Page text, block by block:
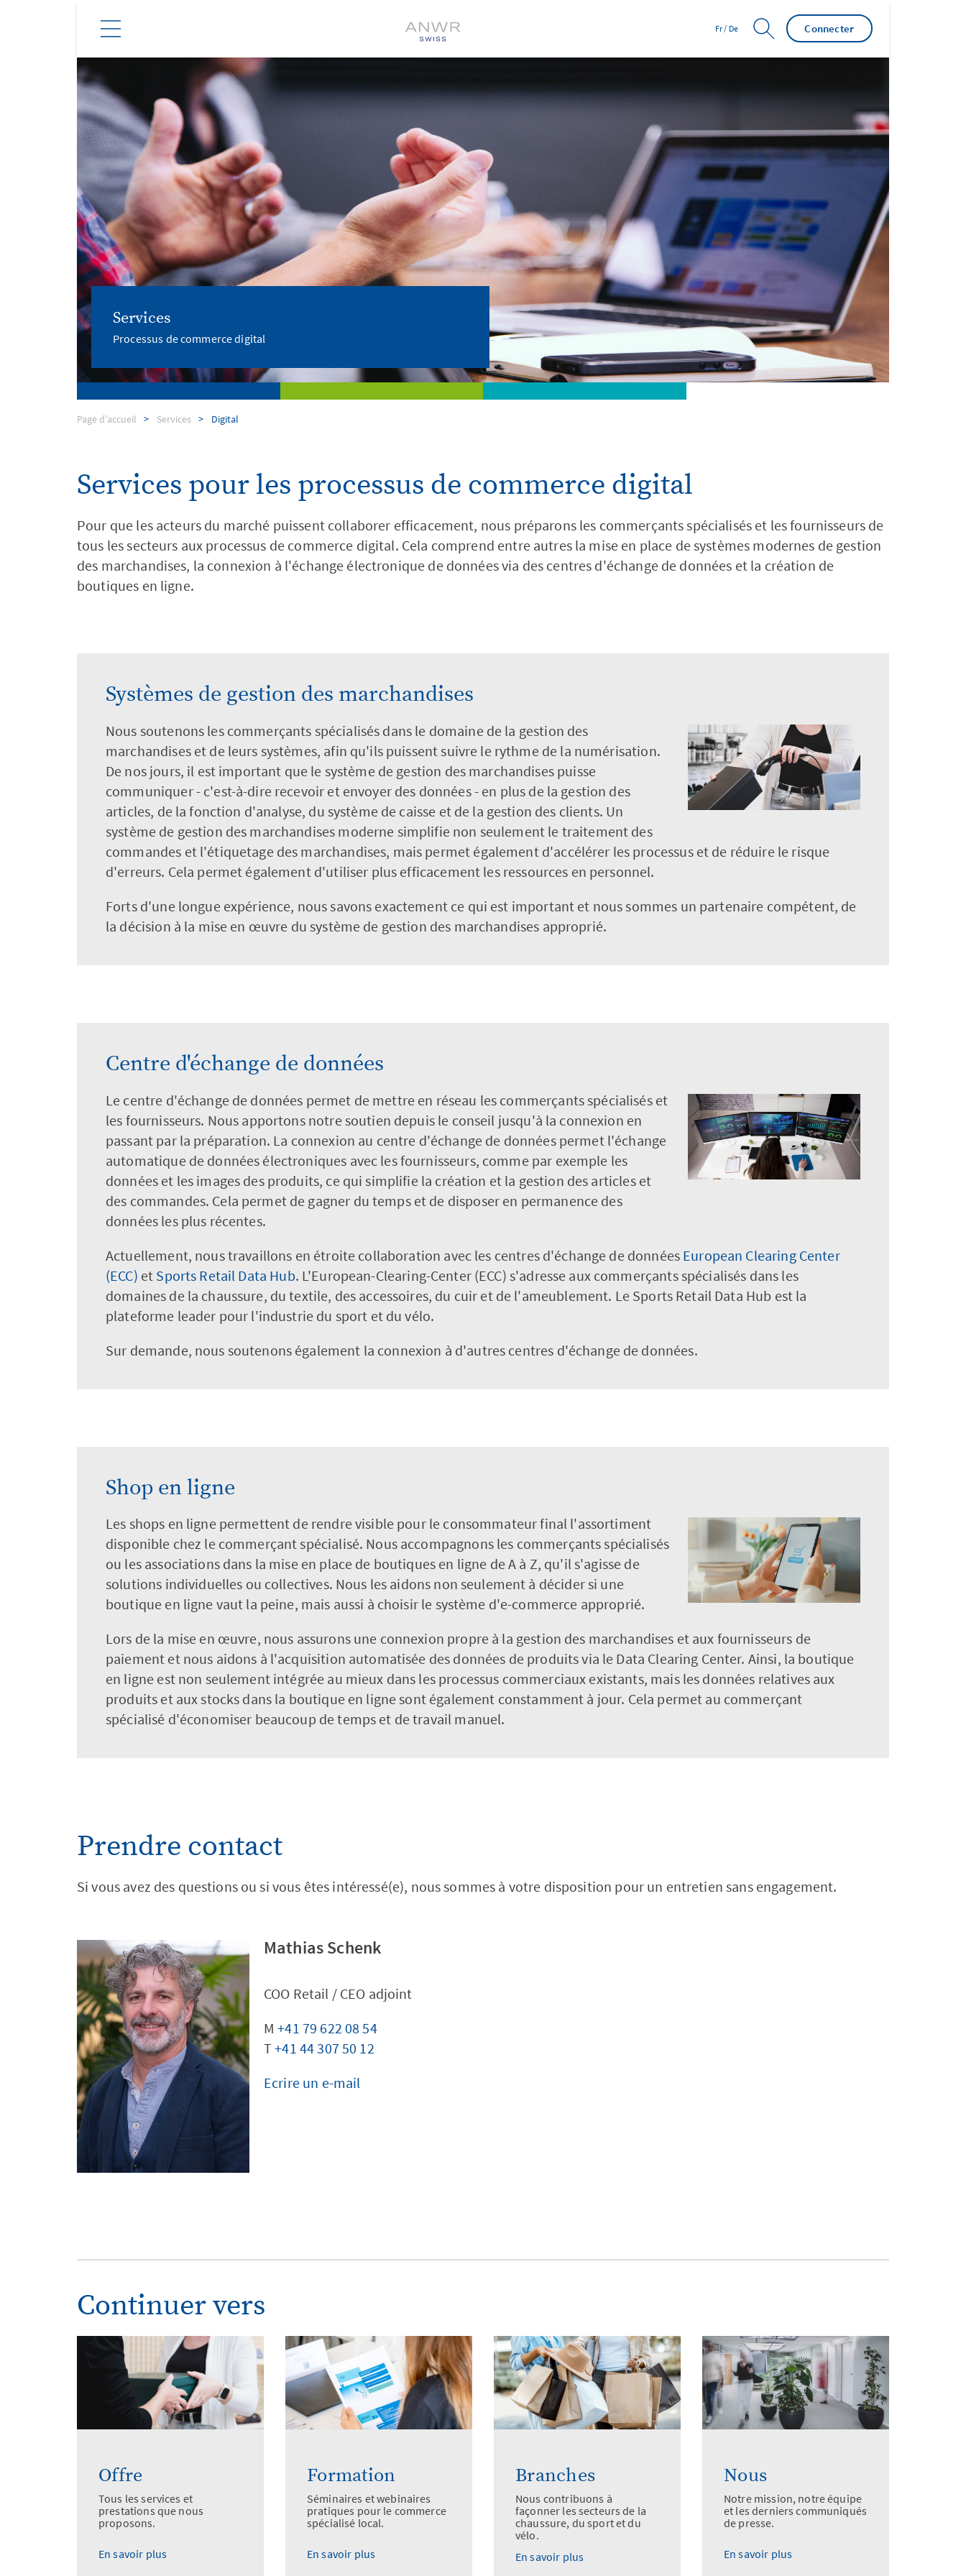
Connecter
Fr/ De
Services
Processus de commerce digital
Services
Page d’accueil Services Digital
Services pour les processus de commerce digital
Pour que les acteurs du marché puissent collaborer efficacement, nous préparons les commerçants spécialisés et les fournisseurs de
tous les secteurs aux processus de commerce digital. Cela comprend entre autres la mise en place de systèmes modernes de gestion
des marchandises, la connexion à l'échange électronique de données via des centres d'échange de données et la création de
boutiques en ligne.
Systèmes de gestion des marchandises
Nous soutenons les commerçants spécialisés dans le domaine de la gestion des
marchandises et de leurs systèmes, afin qu'ils puissent suivre le rythme de la numérisation.
De nos jours, il est important que le système de gestion des marchandises puisse
communiquer - c'est-à-dire recevoir et envoyer des données - en plus de la gestion des
articles, de la fonction d'analyse, du système de caisse et de la gestion des clients. Un
système de gestion des marchandises moderne simplifie non seulement le traitement des
commandes et l'étiquetage des marchandises, mais permet également d'accélérer les processus et de réduire le risque
d'erreurs. Cela permet également d'utiliser plus efficacement les ressources en personnel.
Forts d'une longue expérience, nous savons exactement ce qui est important et nous sommes un partenaire compétent, de
la décision à la mise en œuvre du système de gestion des marchandises approprié.
Centre d'échange de données
Le centre d'échange de données permet de mettre en réseau les commerçants spécialisés et
les fournisseurs. Nous apportons notre soutien depuis le conseil jusqu'à la connexion en
passant par la préparation. La connexion au centre d'échange de données permet l'échange
automatique de données électroniques avec les fournisseurs, comme par exemple les
données et les images des produits, ce qui simplifie la création et la gestion des articles et
des commandes. Cela permet de gagner du temps et de disposer en permanence des
données les plus récentes.
Actuellement, nous travaillons en étroite collaboration avec les centres d'échange de données European Clearing Center
(ECC) et Sports Retail Data Hub. L'European-Clearing-Center (ECC) s'adresse aux commerçants spécialisés dans les
domaines de la chaussure, du textile, des accessoires, du cuir et de l'ameublement. Le Sports Retail Data Hub est la
plateforme leader pour l'industrie du sport et du vélo.
Sur demande, nous soutenons également la connexion à d'autres centres d'échange de données.
Shop en ligne
Les shops en ligne permettent de rendre visible pour le consommateur final l'assortiment
disponible chez le commerçant spécialisé. Nous accompagnons les commerçants spécialisés
ou les associations dans la mise en place de boutiques en ligne de A à Z, qu'il s'agisse de
solutions individuelles ou collectives. Nous les aidons non seulement à décider si une
boutique en ligne vaut la peine, mais aussi à choisir le système d'e-commerce approprié.
Lors de la mise en œuvre, nous assurons une connexion propre à la gestion des marchandises et aux fournisseurs de
paiement et nous aidons à l'acquisition automatisée des données de produits via le Data Clearing Center. Ainsi, la boutique
en ligne est non seulement intégrée au mieux dans les processus commerciaux existants, mais les données relatives aux
produits et aux stocks dans la boutique en ligne sont également constamment à jour. Cela permet au commerçant
spécialisé d'économiser beaucoup de temps et de travail manuel.
Prendre contact
Si vous avez des questions ou si vous êtes intéressé(e), nous sommes à votre disposition pour un entretien sans engagement.
Mathias Schenk
COO Retail / CEO adjoint
M+41 79 622 08 54
T+41 44 307 50 12
Ecrire un e-mail
Continuer vers
Offre
Tous les services et
prestations que nous
proposons.
En savoir plus
Formation
Séminaires et webinaires
pratiques pour le commerce
spécialisé local.
En savoir plus
Branches
Nous contribuons à
façonner les secteurs de la
chaussure, du sport et du
vélo.
En savoir plus
Nous
Notre mission, notre équipe
et les derniers communiqués
de presse.
En savoir plus